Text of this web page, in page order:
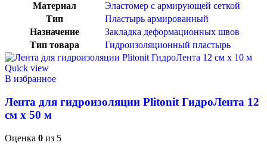
Материал
Эластомер с армирующей сеткой
Тип
Пластырь армированный
Назначение
Закладка деформационных швов
Тип товара
Гидроизоляционный пластырь
Quick view
В избранное
Лента для гидроизоляции Plitonit ГидроЛента 12
см х 50 м
Оценка 0 из 5